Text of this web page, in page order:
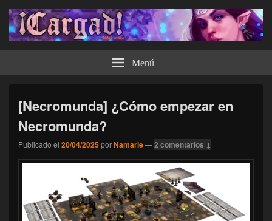
¡Cargad! Menú
[Necromunda] ¿Cómo empezar en
Necromunda?
Publicado el 20/04/2025porNamarie—2 comentarios ↓